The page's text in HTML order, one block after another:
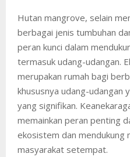
Hutan mangrove, selain
berbagai jenis tumbuhan
peran kunci dalam
termasuk udang-udangan.
merupakan rumah bagi
khususnya udang-udangan
yang signifikan.
memainkan peran penting
ekosistem dan mendukung
masyarakat setempat.